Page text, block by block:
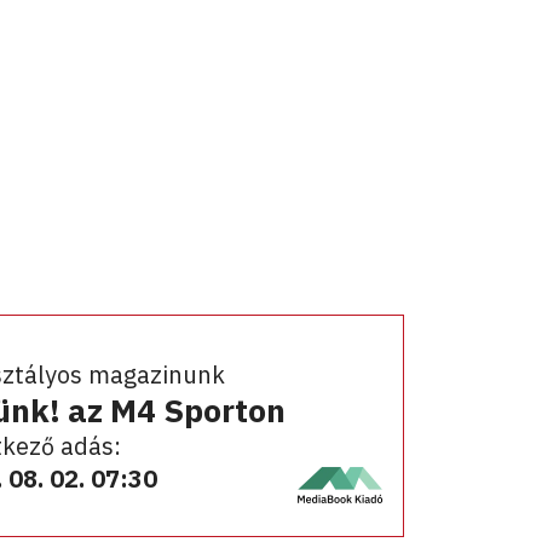
magazinunk
az M4 Sporton
adás:
08. 02. 07:30